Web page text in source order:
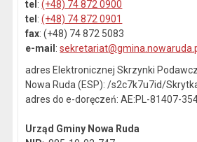
tel :(+48) 74 872 0900
tel :(+48) 74 872 0901
fax: (+48) 74 872 5083
e-mail :
adres Elektronicznej Skrzynki
Nowa Ruda (ESP): /s2c7k7u7id/
adres do e-doręczeń: AE:PL-81407-
Urząd Gminy Nowa Ruda